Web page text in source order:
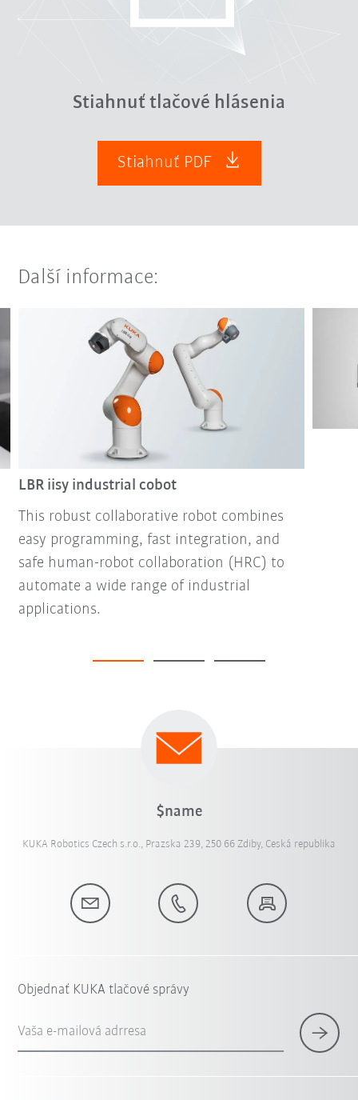
Stiahnuť tlačové hlásenia
Stiahnuť PDF
Další informace:
LBR iisy industrial cobot
This robust collaborative robot combines
easy programming, fast integration, and
safe human-robot collaboration (HRC) to
automate a wide range of industrial
applications.
$name
KUKA Robotics Czech s.r.o., Prazska 239, 250 66 Zdiby, Ceská republika
Objednať KUKA tlačové správy
Vaša e-mailová adrresa